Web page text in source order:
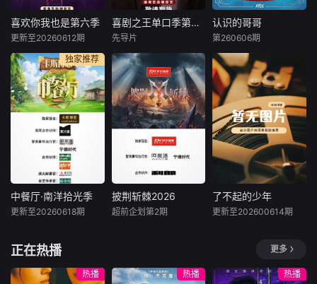
曲”，最终汇编《粤
无双》实体专辑，
并直通国家级文艺
2026年第二季度周
六黄金档在浙江卫
视、中央宣传部电
影卫星频道播出。
曾通过新设的油管
频道《闲着干嘛
呢？》播出了5篇
容，
事，让每个 都成为
年轻态度的发生
器。十年巅峰，全
证！
喜欢你我也是第六季
#2026爱桃综
快乐不重样##202
6爱奇艺新生片单#
#喜欢你我也是#第
六季暖心回归！恋
综IP携“恋爱旅行
季”而来，单身男女
嘉宾将在山河湖海
间旅行、深化爱
意、了解彼此，一
起期待这场旅途中
喜欢你我也是第六季
更新至20260612期
喜剧之王单口季第三季
节目将延续从小人
物到喜剧之王的故
事，汇聚来自全国
各地脱口秀俱乐部
的优秀单口喜剧演
员和漫才组合。每
一位“小人物”都将
台，他们不设限不
被定义，在喜剧的
喜剧之王单口季第三季
先导片
认识的哥哥
金希澈
《认识的哥哥》节
目是根据主题不
同，以存在于人生
中，虽不是很重
大，却会让人好奇
不已，不得到答案
就浑身不自在的问
题为主题，通过各
种方式为其寻求解
答的综艺节目。
认识的哥哥
第260606期
独家推荐
中餐厅·南洋拾光季
《中餐厅》第十
年，将在“南洋拾
中餐厅·南洋拾光季
更新至20260618期
本季集结28位嘉
披荆斩棘2026
超前企划第2期
了不起的少年
了不起的少年
更新至202600614期
正在热播 更多
热播 热播 热播